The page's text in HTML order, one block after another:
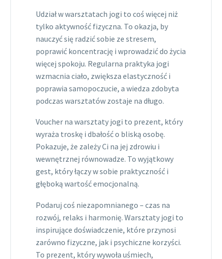
Udział w warsztatach jogi to coś więcej niż
tylko aktywność fizyczna. To okazja, by
nauczyć się radzić sobie ze stresem,
poprawić koncentrację i wprowadzić do życia
więcej spokoju. Regularna praktyka jogi
wzmacnia ciało, zwiększa elastyczność i
poprawia samopoczucie, a wiedza zdobyta
podczas warsztatów zostaje na długo.
Voucher na warsztaty jogi to prezent, który
wyraża troskę i dbałość o bliską osobę.
Pokazuje, że zależy Ci na jej zdrowiu i
wewnętrznej równowadze. To wyjątkowy
gest, który łączy w sobie praktyczność i
głęboką wartość emocjonalną.
Podaruj coś niezapomnianego – czas na
rozwój, relaks i harmonię. Warsztaty jogi to
inspirujące doświadczenie, które przynosi
zarówno fizyczne, jak i psychiczne korzyści.
To prezent, który wywoła uśmiech,